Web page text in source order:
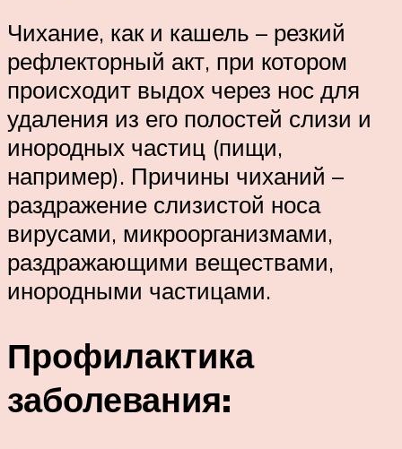
Чихание, как и кашель – резкий
рефлекторный акт, при котором
происходит выдох через нос для
удаления из его полостей слизи и
инородных частиц (пищи,
например). Причины чиханий –
раздражение слизистой носа
вирусами, микроорганизмами,
раздражающими веществами,
инородными частицами.
Профилактика
заболевания: